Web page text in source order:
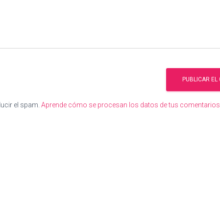
el spam. Aprende cómo se procesan los datos de tus comentarios.